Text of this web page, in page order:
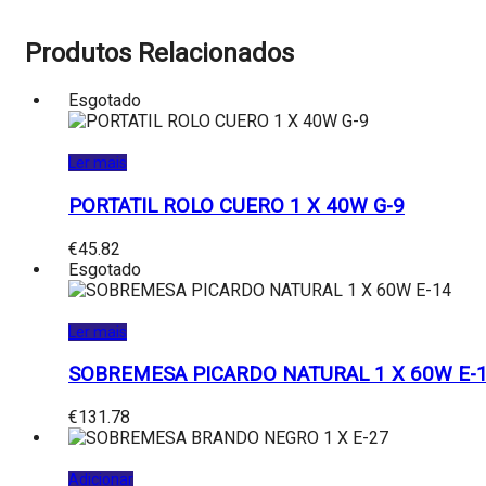
Produtos Relacionados
Esgotado
Ler mais
PORTATIL ROLO CUERO 1 X 40W G-9
€45.82
Esgotado
Ler mais
SOBREMESA PICARDO NATURAL 1 X 60W E-
€131.78
Adicionar